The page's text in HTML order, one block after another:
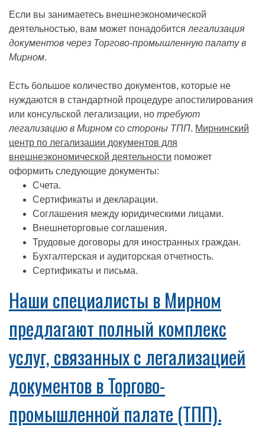
Если вы занимаетесь внешнеэкономической
деятельностью, вам может понадобится легализация
документов через Торгово-промышленную палату в
Мирном.
Есть большое количество документов, которые не
нуждаются в стандартной процедуре апостилирования
или консульской легализации, но требуют
легализацию в Мирном со стороны ТПП. Мирнинский
центр по легализации документов для
внешнеэкономической деятельности поможет
оформить следующие документы:
Счета.
Сертификаты и декларации.
Соглашения между юридическими лицами.
Внешнеторговые соглашения.
Трудовые договоры для иностранных граждан.
Бухгалтерская и аудиторская отчетность.
Сертификаты и письма.
Наши специалисты в Мирном
предлагают полный комплекс
услуг, связанных с легализацией
документов в Торгово-
промышленной палате (ТПП).